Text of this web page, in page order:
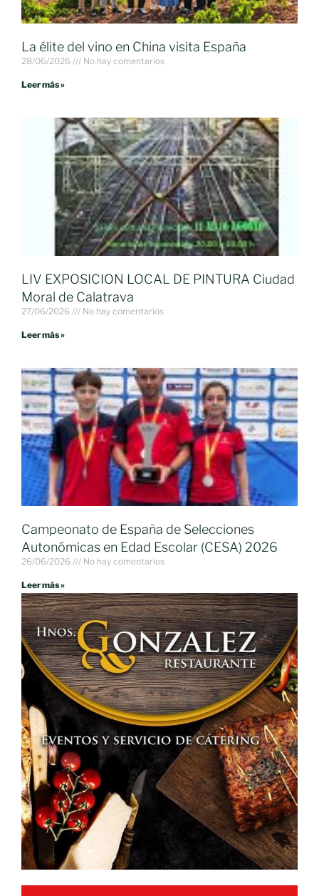
La élite del vino en China visita España
28/06/2026 No hay comentarios
Leer más »
LIV EXPOSICION LOCAL DE PINTURA Ciudad
Moral de Calatrava
27/06/2026 No hay comentarios
Leer más »
Campeonato de España de Selecciones
Autonómicas en Edad Escolar (CESA) 2026
26/06/2026 No hay comentarios
Leer más »